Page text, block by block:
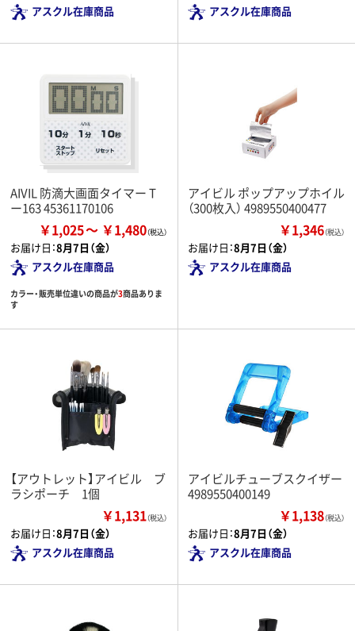
アスクル在庫商品
アスクル在庫商品
AIVIL 防滴大画面タイマー T
ー163 45361170106
￥1,025 ￥1,480
お届け日：8月7日（金）
アスクル在庫商品
カラー・販売単位違いの商品が3商品ありま
す
アイビル ポップアップホイル
（300枚入） 4989550400477
￥1,346（税込）
お届け日：8月7日（金）
アスクル在庫商品
【アウトレット】アイビル ブ
ラシポーチ 1個
￥1,131（税込）
お届け日：8月7日（金）
アスクル在庫商品
アイビルチューブスクイザー
4989550400149
￥1,138（税込）
お届け日：8月7日（金）
アスクル在庫商品